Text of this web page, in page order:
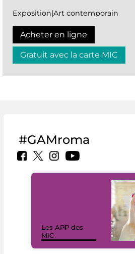
Exposition|Art contemporain
Acheter en ligne
Gratuit avec la carte MIC
#GAMroma
Les APP des
MiC